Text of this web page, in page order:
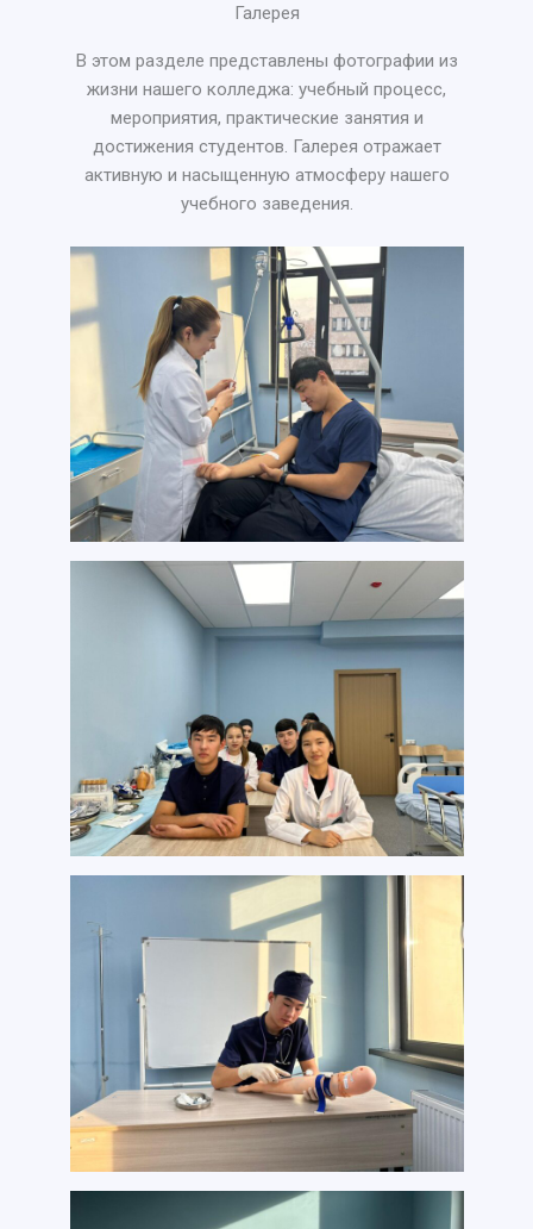
Галерея
В этом разделе представлены фотографии из
жизни нашего колледжа: учебный процесс,
мероприятия, практические занятия и
достижения студентов. Галерея отражает
активную и насыщенную атмосферу нашего
учебного заведения.